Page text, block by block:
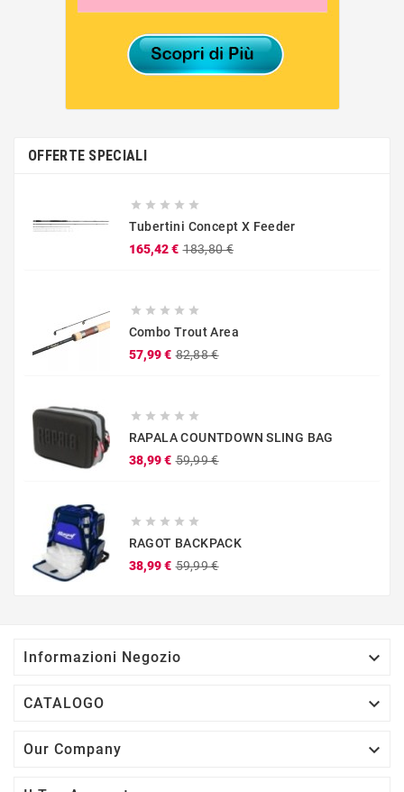
OFFERTE SPECIALI
    
Tubertini Concept X Feeder
165,42 € 183,80 €
    
Combo Trout Area
57,99 € 82,88 €
    
RAPALA COUNTDOWN SLING BAG
38,99 € 59,99 €
    
RAGOT BACKPACK
38,99 € 59,99 €
Informazioni Negozio 
CATALOGO 
Our Company 